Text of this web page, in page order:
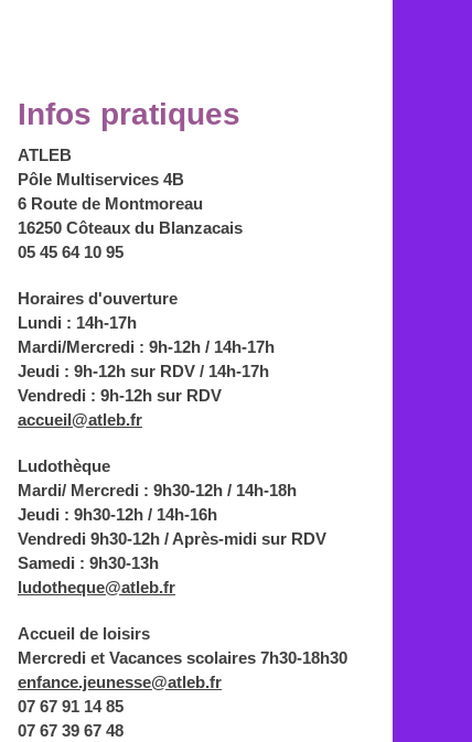
Infos pratiques
ATLEB
Pôle Multiservices 4B
6 Route de Montmoreau
16250 Côteaux du Blanzacais
05 45 64 10 95
Horaires d'ouverture
Lundi : 14h-17h
Mardi/Mercredi : 9h-12h / 14h-17h
Jeudi : 9h-12h sur RDV / 14h-17h
Vendredi : 9h-12h sur RDV
accueil@atleb.fr
Ludothèque
Mardi/ Mercredi : 9h30-12h / 14h-18h
Jeudi : 9h30-12h / 14h-16h
Vendredi 9h30-12h / Après-midi sur RDV
Samedi : 9h30-13h
ludotheque@atleb.fr
Accueil de loisirs
Mercredi et Vacances scolaires 7h30-18h30
enfance.jeunesse@atleb.fr
07 67 91 14 85
07 67 39 67 48